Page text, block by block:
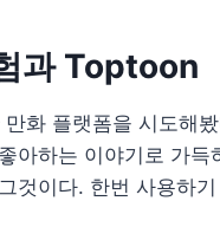
과 Toptoon
화 플랫폼을 시도해
아하는 이야기로 가
것이다. 한번 사용하